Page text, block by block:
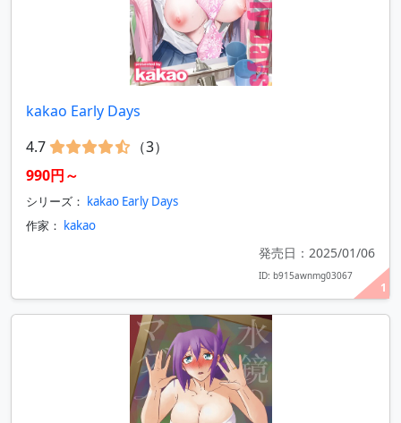
1
kakao Early Days
4.7
（3）
990円～
シリーズ： kakao Early Days
作家： kakao
発売日：2025/01/06
ID: b915awnmg03067